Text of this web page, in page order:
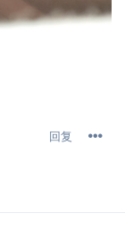
回复